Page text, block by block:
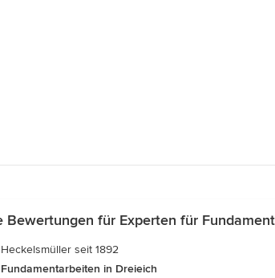
Bewertungen für Experten für
seit 1892
in Dreieich